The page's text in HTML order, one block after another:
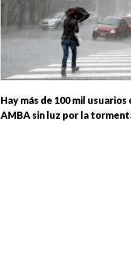
Hay más de 100 mil usuarios
AMBA sin luz por la